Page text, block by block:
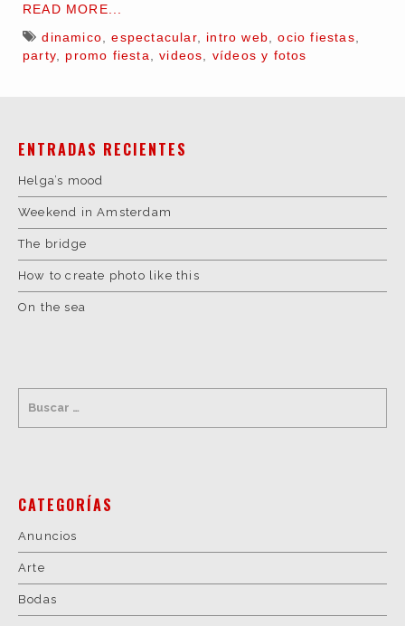
READ MORE...
dinamico ,espectacular, intro web ,ocio fiestas
party
promo fiesta ,videos vídeos y fotos
ENTRADAS RECIENTES
Helga’s mood
Weekend in Amsterdam
The bridge
How to create photo like this
On the sea
CATEGORÍAS
Anuncios
Arte
Bodas